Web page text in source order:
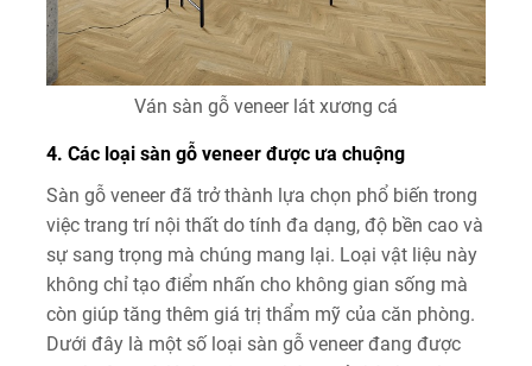
Ván sàn gỗ veneer lát xương cá
4. Các loại sàn gỗ veneer được ưa chuộng
Sàn gỗ veneer đã trở thành lựa chọn phổ biến trong
việc trang trí nội thất do tính đa dạng, độ bền cao và
sự sang trọng mà chúng mang lại. Loại vật liệu này
không chỉ tạo điểm nhấn cho không gian sống mà
còn giúp tăng thêm giá trị thẩm mỹ của căn phòng.
Dưới đây là một số loại sàn gỗ veneer đang được